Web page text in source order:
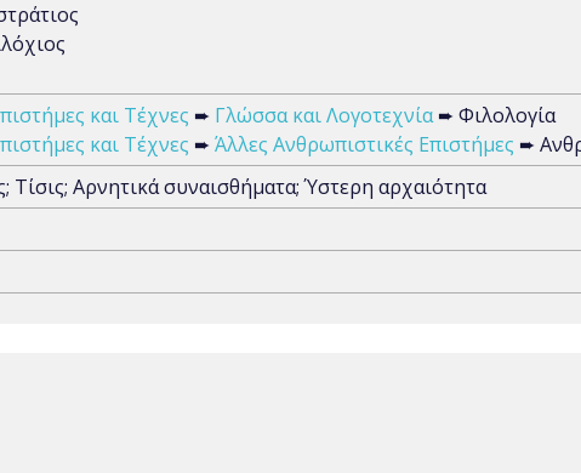
και Τέχνες ➨ Γλώσσα και Λογοτεχνία➨ Φιλολογία
και Τέχνες ➨ Άλλες Ανθρωπιστικές Επιστήμες ➨
Τίσις; Αρνητικά συναισθήματα; Ύστερη αρχαιότητα